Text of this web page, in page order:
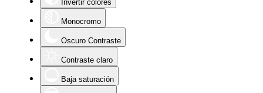
Invertir colores
Monocromo
Oscuro Contraste
Contraste claro
Baja saturación